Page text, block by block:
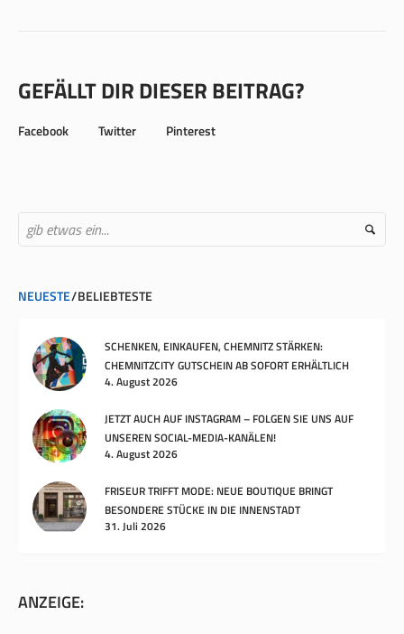
GEFÄLLT DIR DIESER BEITRAG?
Facebook Twitter Pinterest
NEUESTE BELIEBTESTE
SCHENKEN, EINKAUFEN, CHEMNITZ STÄRKEN:
CHEMNITZCITY GUTSCHEIN AB SOFORT ERHÄLTLICH
4. August 2026
JETZT AUCH AUF INSTAGRAM – FOLGEN SIE UNS AUF
UNSEREN SOCIAL-MEDIA-KANÄLEN!
4. August 2026
FRISEUR TRIFFT MODE: NEUE BOUTIQUE BRINGT
BESONDERE STÜCKE IN DIE INNENSTADT
31. Juli 2026
ANZEIGE: